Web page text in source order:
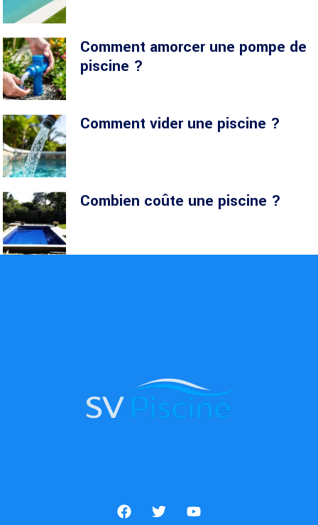
Comment amorcer une pompe de
piscine​ ?
Comment vider une piscine​ ?
Combien coûte une piscine​ ?